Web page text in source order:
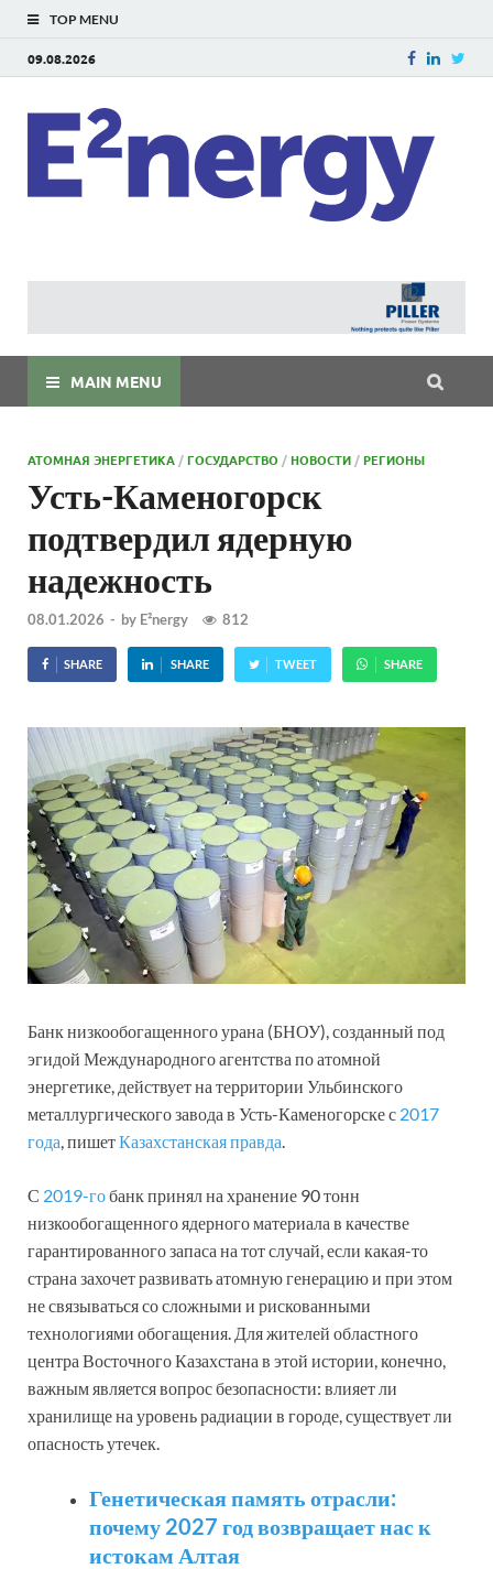
TOP MENU
09.08.2026
MAIN MENU
АТОМНАЯ ЭНЕРГЕТИКА /ГОСУДАРСТВО /НОВОСТИ /РЕГИОНЫ
Усть-Каменогорск
подтвердил ядерную
надежность
08.01.2026 - by E²nergy 812
SHARE SHARE TWEET SHARE
Банк низкообогащенного урана (БНОУ), созданный под
эгидой Международного агентства по атомной
энергетике, действует на территории Ульбинского
металлургического завода в Усть-Каменогорске с 2017
года , пишетКазахстанская правда
С 2019-гобанк принял на хранение 90 тонн
низкообогащенного ядерного материала в качестве
гарантированного запаса на тот случай, если какая-то
страна захочет развивать атомную генерацию и при этом
не связываться со сложными и рискованными
технологиями обогащения. Для жителей областного
центра Восточного Казах­стана в этой истории, конечно,
важным является вопрос безопаснос­ти: влияет ли
хранилище на уровень радиации в городе, существует ли
опас­ность утечек.
Генетическая память отрасли:
почему 2027 год возвращает нас к
истокам Алтая